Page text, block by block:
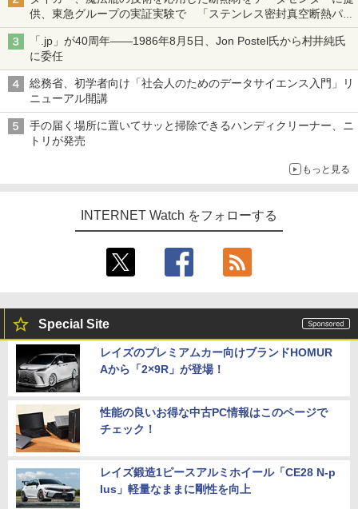
供、東急グループの実証実験で 「ステンレス密封真空断熱パネ
ル TIVIP」
「.jp」が40周年――1986年8月5日、Jon Postel氏から村井純氏
に委任
総務省、初学者向け「社会人のためのデータサイエンス入門」リ
ニューアル開講
手の届く場所に置いてサッと掃除できるハンディクリーナー、ニ
トリが発売
もっと見る
INTERNET Watch をフォローする
Special Site
レイズのプレミアムカー向けブランドHOMUR
Aから「2×9R」が登場！
性能の良いお得な中古PC情報はこのページで
チェック！
レイズ鍛造1ピースアルミホイール「CE28 N-p
lus」軽量なままに剛性を向上